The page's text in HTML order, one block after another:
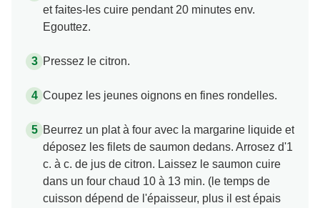
et faites-les cuire pendant 20 minutes env.
Egouttez.
Pressez le citron.
Coupez les jeunes oignons en fines rondelles.
Beurrez un plat à four avec la margarine liquide et
déposez les filets de saumon dedans. Arrosez d'1
c. à c. de jus de citron. Laissez le saumon cuire
dans un four chaud 10 à 13 min. (le temps de
cuisson dépend de l'épaisseur, plus il est épais